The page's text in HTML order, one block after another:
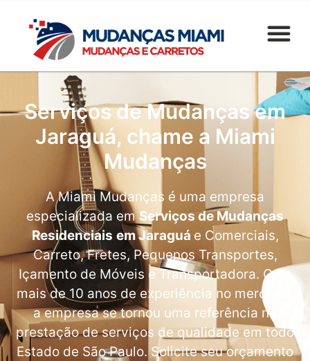
Serviços de Mudanças em
Jaraguá, chame a Miami
Mudanças
A Miami Mudanças é uma empresa
especializada emServiços de Mudanças
Residenciais em Jaraguá e Comerciais,
Carreto, Fretes, Pequenos Transportes,
Içamento de Móveis e Transportadora. Com
mais de 10 anos de experiência no mercado,
a empresa se tornou uma referência na
prestação de serviços de qualidade em todo
Estado de São Paulo. Solicite seu orçamento